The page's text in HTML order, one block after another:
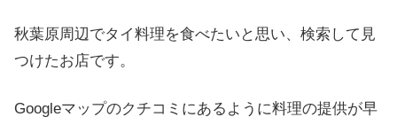
秋葉原周辺でタイ料理を食べたいと思い、検索して見
つけたお店です。
Googleマップのクチコミにあるように料理の提供が早